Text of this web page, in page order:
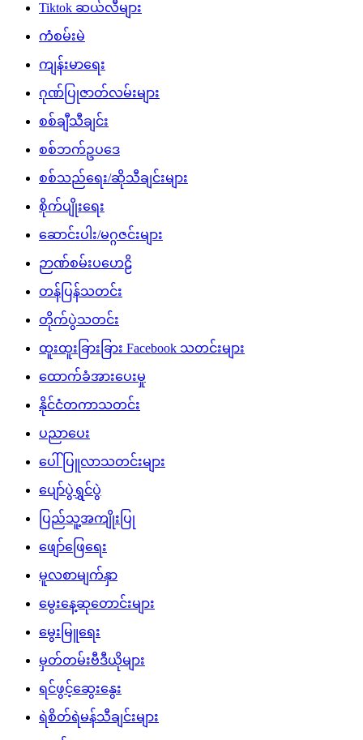
Tiktok ဆယ်လီများ
ကံစမ်းမဲ
ကျန်းမာရေး
ဂုဏ်ပြုဇာတ်လမ်းများ
စစ်ချီသီချင်း
စစ်ဘက်ဥပဒေ
စစ်သည်ရေး/ဆိုသီချင်းများ
စိုက်ပျိုးရေး
ဆောင်းပါး/မဂ္ဂဇင်းများ
ဉာဏ်စမ်းပဟေဠိ
တန်ပြန်သတင်း
တိုက်ပွဲသတင်း
ထူးထူးခြားခြား Facebook သတင်းများ
ထောက်ခံအားပေးမှု
နိုင်ငံတကာသတင်း
ပညာပေး
ပေါ်ပြူလာသတင်းများ
ပျော်ပွဲရွှင်ပွဲ
ပြည်သူ့အကျိုးပြု
ဖျော်ဖြေရေး
မူလစာမျက်နှာ
မွေးနေ့ဆုတောင်းများ
မွေးမြူရေး
မှတ်တမ်းဗီဒီယိုများ
ရင်ဖွင့်ဆွေးနွေး
ရဲစိတ်ရဲမန်သီချင်းများ